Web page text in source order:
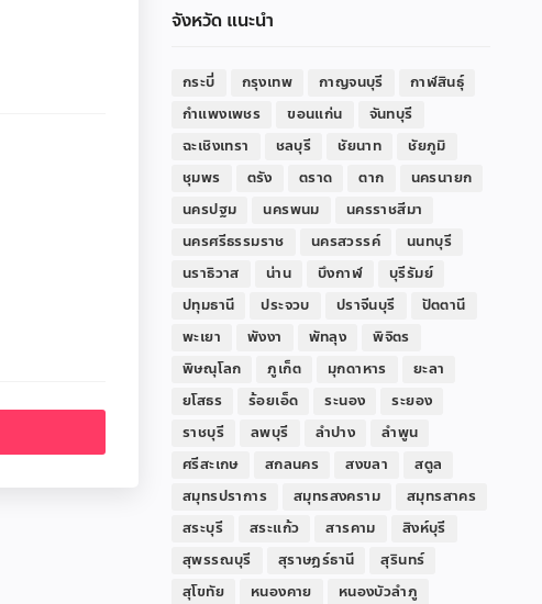
จังหวัด แนะนำ
กระบี่ กรุงเทพ กาญจนบุรี
กาฬสินธุ์
กำแพงเพชร
ขอนแก่น
จันทบุรี
ฉะเชิงเทรา
ชลบุรี ชัยนาท
ชัยภูมิ
ชุมพร
ตรัง ตราด ตาก
นครนายก
นครปฐม
นครพนม
นครราชสีมา
นครศรีธรรมราช
นครสวรรค์
นนทบุรี
นราธิวาส
น่าน บึงกาฬ
บุรีรัมย์
ปทุมธานี
ประจวบ ปราจีนบุรี
ปัตตานี
พะเยา
พังงา พัทลุง
พิจิตร
พิษณุโลก
ภูเก็ต มุกดาหาร
ยะลา
ยโสธร
ร้อยเอ็ด ระนอง
ระยอง
ราชบุรี
ลพบุรี ลำปาง
ลำพูน
ศรีสะเกษ
สกลนคร สงขลา
สตูล
สมุทรปราการ
สมุทรสงคราม
สมุทรสาคร
สระบุรี
สระแก้ว สารคาม
สิงห์บุรี
สุพรรณบุรี
สุราษฎร์ธานี
สุรินทร์
สุโขทัย
หนองคาย
หนองบัวลำภู